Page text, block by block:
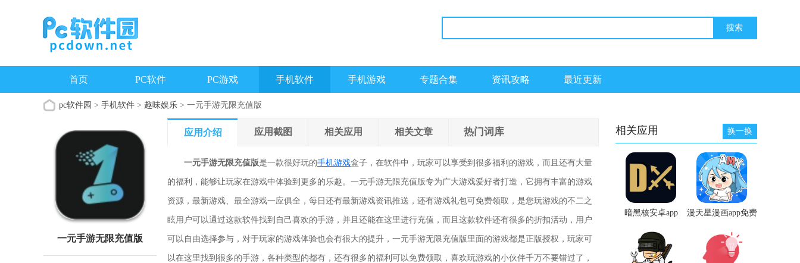
首页 PC软件 PC游戏 手机软件 手机游戏 专题合集 资讯攻略 最近更新
pc软件园 > 手机软件 > 趣味娱乐 > 一元手游无限充值版
一元手游无限充值版
应用介绍 应用截图 相关应用 相关文章 热门词库
一元手游无限充值版是一款很好玩的手机游戏盒子，在软件中，玩家可以享受到很多福利的游戏，而且还有大量
的福利，能够让玩家在游戏中体验到更多的乐趣。一元手游无限充值版专为广大游戏爱好者打造，它拥有丰富的游戏
资源，最新游戏、最全游戏一应俱全，每日还有最新游戏资讯推送，还有游戏礼包可免费领取，是您玩游戏的不二之
眩用户可以通过这款软件找到自己喜欢的手游，并且还能在这里进行充值，而且这款软件还有很多的折扣活动，用户
可以自由选择参与，对于玩家的游戏体验也会有很大的提升，一元手游无限充值版里面的游戏都是正版授权，玩家可
以在这里找到很多的手游，各种类型的都有，还有很多的福利可以免费领取，喜欢玩游戏的小伙伴千万不要错过了，
相关应用 换一换
暗黑核安卓app
漫天星漫画app免费